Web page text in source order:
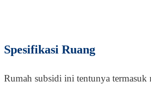
Spesifikasi Ruang
Rumah subsidi ini tentunya